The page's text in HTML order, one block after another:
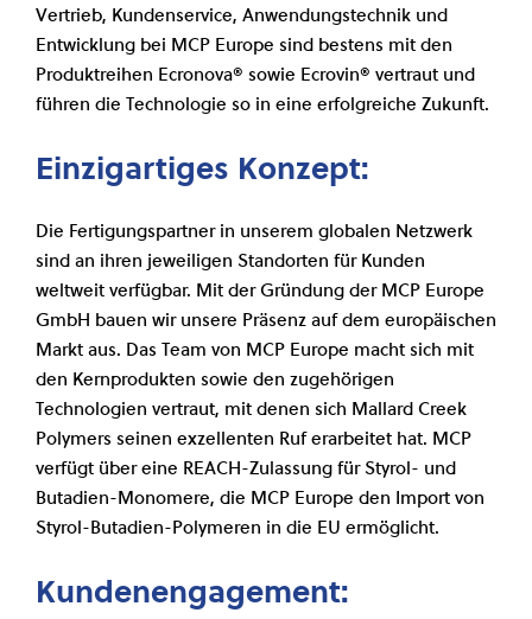
Vertrieb, Kundenservice, Anwendungstechnik und
Entwicklung bei MCP Europe sind bestens mit den
Produktreihen Ecronova® sowie Ecrovin® vertraut und
führen die Technologie so in eine erfolgreiche Zukunft.
Einzigartiges Konzept:
Die Fertigungspartner in unserem globalen Netzwerk
sind an ihren jeweiligen Standorten für Kunden
weltweit verfügbar. Mit der Gründung der MCP Europe
GmbH bauen wir unsere Präsenz auf dem europäischen
Markt aus. Das Team von MCP Europe macht sich mit
den Kernprodukten sowie den zugehörigen
Technologien vertraut, mit denen sich Mallard Creek
Polymers seinen exzellenten Ruf erarbeitet hat. MCP
verfügt über eine REACH-Zulassung für Styrol- und
Butadien-Monomere, die MCP Europe den Import von
Styrol-Butadien-Polymeren in die EU ermöglicht.
Kundenengagement: